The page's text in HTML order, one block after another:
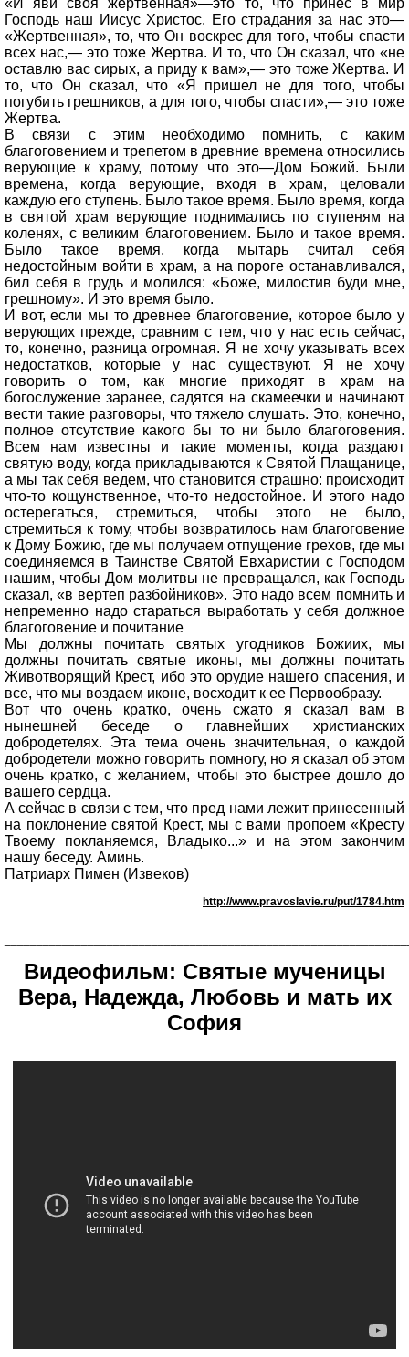
«И яви своя жертвенная»—это то, что принес в мир
Господь наш Иисус Христос. Его страдания за нас это—
«Жертвенная», то, что Он воскрес для того, чтобы спасти
всех нас,— это тоже Жертва. И то, что Он сказал, что «не
оставлю вас сирых, а приду к вам»,— это тоже Жертва. И
то, что Он сказал, что «Я пришел не для того, чтобы
погубить грешников, а для того, чтобы спасти»,— это тоже
Жертва.
В связи с этим необходимо помнить, с каким
благоговением и трепетом в древние времена относились
верующие к храму, потому что это—Дом Божий. Были
времена, когда верующие, входя в храм, целовали
каждую его ступень. Было такое время. Было время, когда
в святой храм верующие поднимались по ступеням на
коленях, с великим благоговением. Было и такое время.
Было такое время, когда мытарь считал себя
недостойным войти в храм, а на пороге останавливался,
бил себя в грудь и молился: «Боже, милостив буди мне,
грешному». И это время было.
И вот, если мы то древнее благоговение, которое было у
верующих прежде, сравним с тем, что у нас есть сейчас,
то, конечно, разница огромная. Я не хочу указывать всех
недостатков, которые у нас существуют. Я не хочу
говорить о том, как многие приходят в храм на
богослужение заранее, садятся на скамеечки и начинают
вести такие разговоры, что тяжело слушать. Это, конечно,
полное отсутствие какого бы то ни было благоговения.
Всем нам известны и такие моменты, когда раздают
святую воду, когда прикладываются к Святой Плащанице,
а мы так себя ведем, что становится страшно: происходит
что-то кощунственное, что-то недостойное. И этого надо
остерегаться, стремиться, чтобы этого не было,
стремиться к тому, чтобы возвратилось нам благоговение
к Дому Божию, где мы получаем отпущение грехов, где мы
соединяемся в Таинстве Святой Евхаристии с Господом
нашим, чтобы Дом молитвы не превращался, как Господь
сказал, «в вертеп разбойников». Это надо всем помнить и
непременно надо стараться выработать у себя должное
благоговение и почитание
Мы должны почитать святых угодников Божиих, мы
должны почитать святые иконы, мы должны почитать
Животворящий Крест, ибо это орудие нашего спасения, и
все, что мы воздаем иконе, восходит к ее Первообразу.
Вот что очень кратко, очень сжато я сказал вам в
нынешней беседе о главнейших христианских
добродетелях. Эта тема очень значительная, о каждой
добродетели можно говорить помногу, но я сказал об этом
очень кратко, с желанием, чтобы это быстрее дошло до
вашего сердца.
А сейчас в связи с тем, что пред нами лежит принесенный
на поклонение святой Крест, мы с вами пропоем «Кресту
Твоему покланяемся, Владыко...» и на этом закончим
нашу беседу. Аминь.
Патриарх Пимен (Извеков)
http://www.pravoslavie.ru/put/1784.htm
Видеофильм: Святые мученицы
Вера, Надежда, Любовь и мать их
София